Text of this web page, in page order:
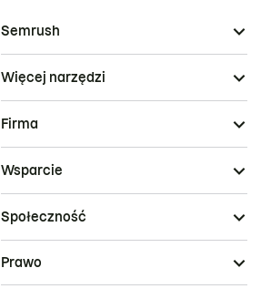
Semrush
Więcej narzędzi
Firma
Wsparcie
Społeczność
Prawo